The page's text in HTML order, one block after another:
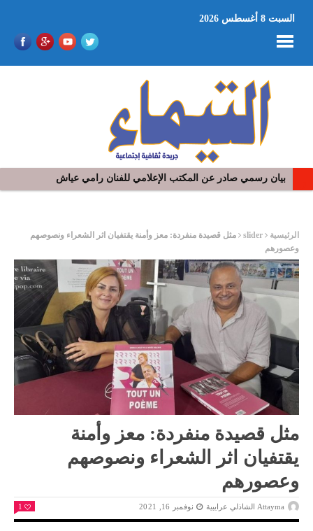
السبت 8 أغسطس 2026
بيان رسمي صادر عن المكتب الإعلامي للفنان رامي عياش
في افتتاح مهرجان بومخلوف الدولي: رؤوف ماهر يتالق و يشد الجمهور
الرئيسية slider
مثل قصيدة منفردة: معز وأمنة يقتفيان اثر الشعراء ونصوصهم
وعصورهم
مثل قصيدة منفردة: معز وأمنة
يقتفيان اثر الشعراء ونصوصهم
وعصورهم
Attayma الشاذلي عرايبية نوفمبر 16, 2021 1